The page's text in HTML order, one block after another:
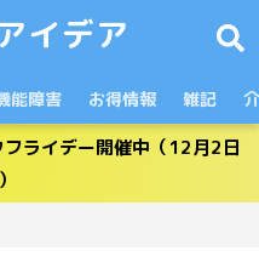
イデア
能障害 お得情報 雑記
ライデー開催中（12月2日